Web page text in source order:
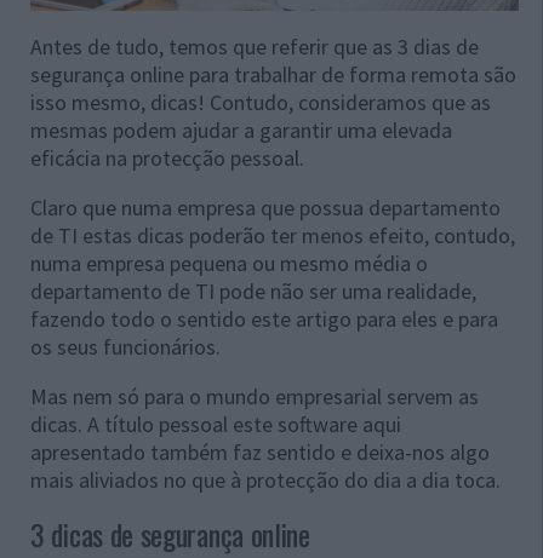
Antes de tudo, temos que referir que as 3 dias de
segurança online para trabalhar de forma remota são
isso mesmo, dicas! Contudo, consideramos que as
mesmas podem ajudar a garantir uma elevada
eficácia na protecção pessoal.
Claro que numa empresa que possua departamento
de TI estas dicas poderão ter menos efeito, contudo,
numa empresa pequena ou mesmo média o
departamento de TI pode não ser uma realidade,
fazendo todo o sentido este artigo para eles e para
os seus funcionários.
Mas nem só para o mundo empresarial servem as
dicas. A título pessoal este software aqui
apresentado também faz sentido e deixa-nos algo
mais aliviados no que à protecção do dia a dia toca.
3 dicas de segurança online